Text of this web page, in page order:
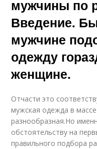
мужчины по
Введение.
мужчине
одежду
женщине.
Отчасти это
мужская одежда в
разнообразная.Но
обстоятельству на
правильного подбора